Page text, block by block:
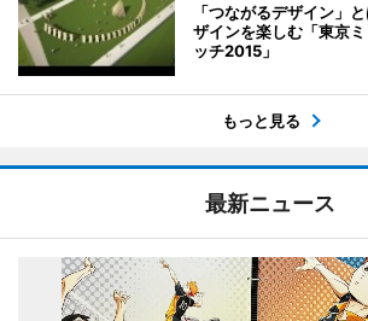
「つながるデザイン」
ザインを楽しむ「東京
ッチ2015」
もっと見る
最新ニュース